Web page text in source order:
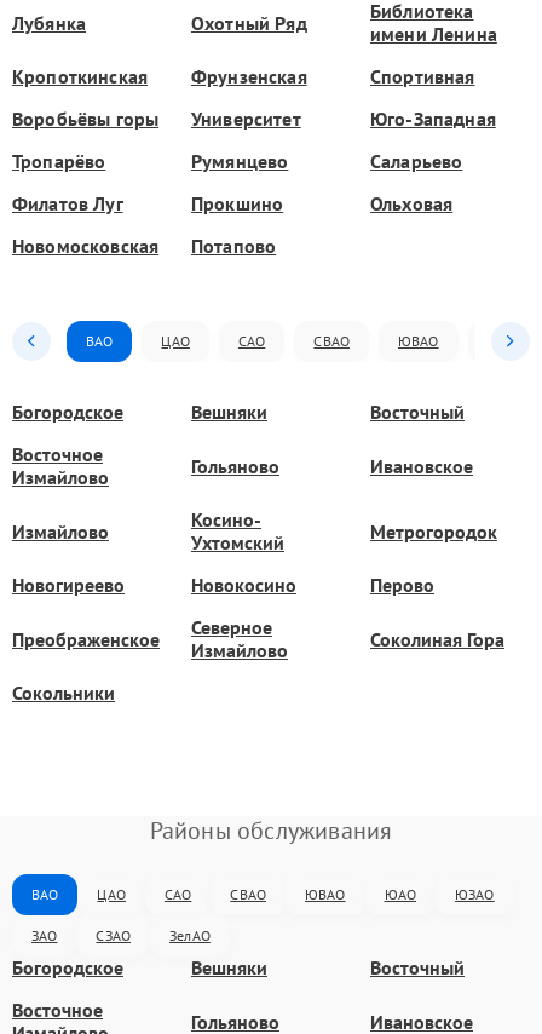
Лубянка Охотный Ряд
Библиотека
имени Ленина
Кропоткинская
Фрунзенская
Спортивная
Воробьёвы горы
Университет
Юго-Западная
Тропарёво
Румянцево
Саларьево
Филатов Луг
Прокшино
Ольховая
Новомосковская
Потапово
ВАО ЦАО САО СВАО ЮВАО ЮАО
Богородское Вешняки
Восточный
Восточное
Измайлово
Гольяново Ивановское
Измайлово
Косино-
Ухтомский
Метрогородок
Новогиреево Новокосино Перово
Преображенское
Северное
Измайлово
Соколиная Гора
Сокольники
Районы обслуживания
ВАО ЦАО САО СВАО ЮВАО ЮАО ЮЗАО
ЗАО СЗАО ЗелАО
Богородское Вешняки
Восточный
Восточное
Гольяново Ивановское